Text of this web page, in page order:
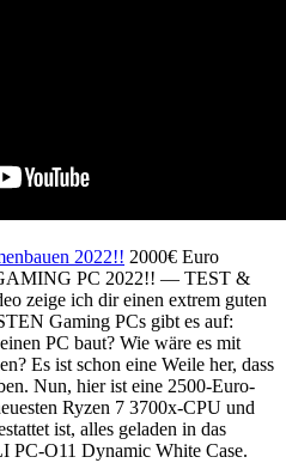
2022!! 2000€ Euro
PC 2022!! — TEST &
zeige ich dir einen extrem guten
Gaming PCs gibt es auf:
PC baut? Wie wäre es mit
Es ist schon eine Weile her, dass
Nun, hier ist eine 2500-Euro-
Ryzen 7 3700x-CPU und
ist, alles geladen in das
PC-O11 Dynamic White Case.